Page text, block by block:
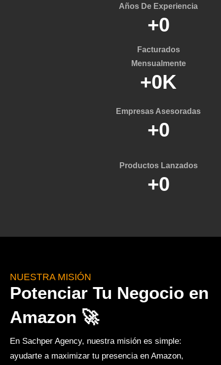
Años De Experiencia
+0
Facturados
Mensualmente
+0K
Empresas Asesoradas
+0
Productos Lanzados
+0
NUESTRA MISIÓN
Potenciar Tu Negocio en
Amazon 🚀
En Sachper Agency, nuestra misión es simple:
ayudarte a maximizar tu presencia en Amazon,